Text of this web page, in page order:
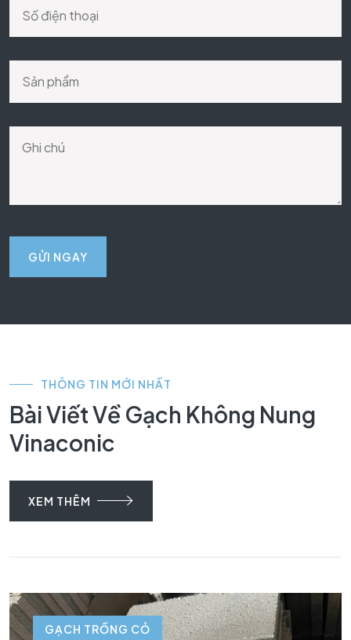
GỬI NGAY
THÔNG TIN MỚI NHẤT
Bài Viết Về Gạch Không Nung
Vinaconic
XEM THÊM
GẠCH TRỒNG CỎ